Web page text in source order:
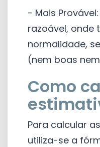
- Mais
razoável, onde
normalidade,
(nem boas
Como
Para calcular
utiliza-se a